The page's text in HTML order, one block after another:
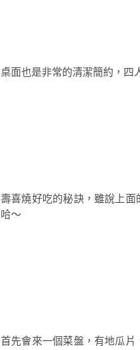
桌面也是非常的清潔簡約，四
壽喜燒好吃的秘訣，雖說上
哈～
首先會來一個菜盤，有地瓜